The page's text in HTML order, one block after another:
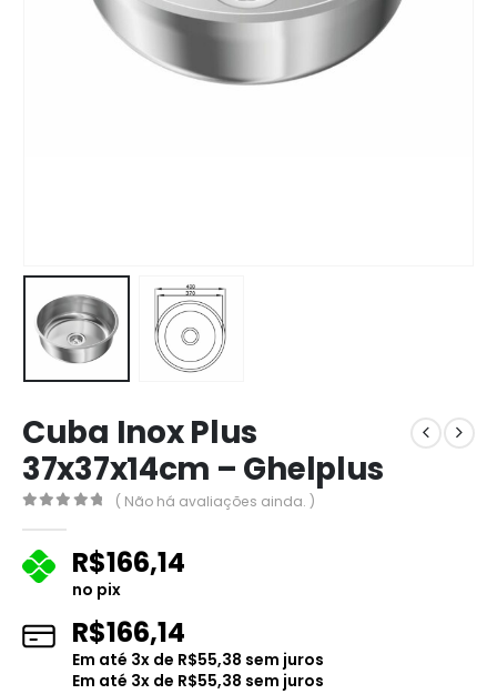
Cuba Inox Plus
37x37x14cm – Ghelplus
( Não há avaliações ainda. )
R$166,14
no pix
R$166,14
Em até 3x de R$55,38 sem juros
Em até 3x de R$55,38 sem juros